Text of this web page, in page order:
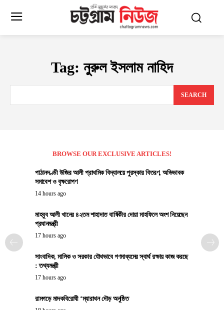
Tag: নুরুল ইসলাম নাহিদ
SEARCH
BROWSE OUR EXCLUSIVE ARTICLES!
পাঠানদণ্ডী উজির আলী প্রাথমিক বিদ্যালয়ে পুরস্কার বিতরণ, অভিভাবক
সমাবেশ ও বৃক্ষরোপণ
14 hours ago
মাহবুব আলী খানের ৪২তম শাহাদাত বার্ষিকীর দোয়া মাহফিলে অংশ নিয়েছেন
প্রধানমন্ত্রী
17 hours ago
সাংবাদিক, মালিক ও সরকার যৌথভাবে গণমাধ্যমের স্বার্থ রক্ষায় কাজ করছে
: তথ্যমন্ত্রী
17 hours ago
রামগড়ে মাদকবিরোধী ‘ম্যারাথন দৌড় অনুষ্ঠিত